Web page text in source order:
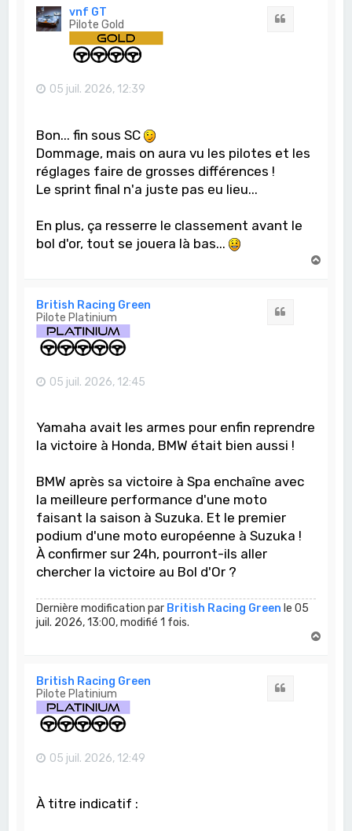
vnf GT
Pilote Gold
05 juil. 2026, 12:39
Bon... fin sous SC
Dommage, mais on aura vu les pilotes et les
réglages faire de grosses différences !
Le sprint final n'a juste pas eu lieu...
En plus, ça resserre le classement avant le
bol d'or, tout se jouera là bas...
British Racing Green
Pilote Platinium
05 juil. 2026, 12:45
Yamaha avait les armes pour enfin reprendre
la victoire à Honda, BMW était bien aussi !
BMW après sa victoire à Spa enchaîne avec
la meilleure performance d'une moto
faisant la saison à Suzuka. Et le premier
podium d'une moto européenne à Suzuka !
À confirmer sur 24h, pourront-ils aller
chercher la victoire au Bol d'Or ?
Dernière modification par British Racing Green le 05
juil. 2026, 13:00, modifié 1 fois.
British Racing Green
Pilote Platinium
05 juil. 2026, 12:49
À titre indicatif :